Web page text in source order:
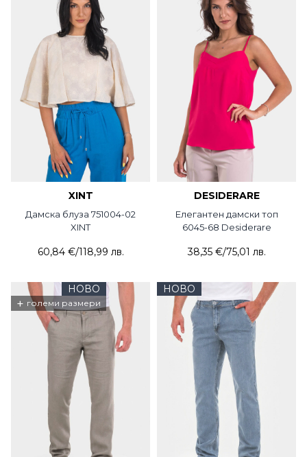
XINT
Дамска блуза 751004-02
XINT
60,84 €/118,99 лв.
DESIDERARE
Елегантен дамски топ
6045-68 Desiderare
38,35 €/75,01 лв.
НОВО
+ големи размери
НОВО